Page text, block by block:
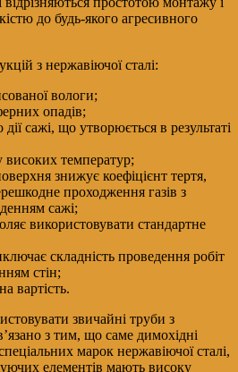
до будь-якого агресивного
з нержавіючої сталі:
вологи;
опадів;
дії сажі, що утворюється в результаті
високих температур;
знижує коефіцієнт тертя,
проходження газів з
сажі;
використовувати стандартне
складність проведення робіт
стін;
вартість.
звичайні труби з
з тим, що саме димохідні
марок нержавіючої сталі,
елементів мають високу